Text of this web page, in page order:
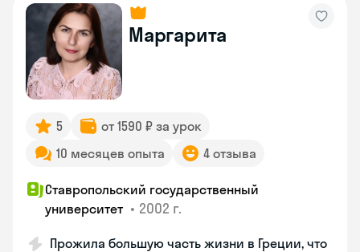
Маргарита
5
от 1590 ₽ за урок
10 месяцев опыта
4 отзыва
Ставропольский государственный
университет • 2002 г.
Прожила большую часть жизни в Греции, что